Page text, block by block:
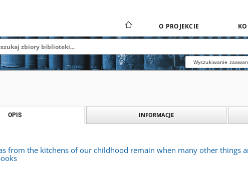
O PROJEKCIE
Wyszukiwanie
OPIS INFORMACJE
from the kitchens of our childhood remain when many other